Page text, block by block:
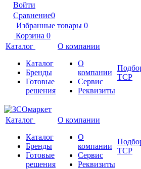
Войти
Сравнение0
Избранные товары 0
Корзина 0
Каталог
Каталог
Бренды
Готовые
решения
О компании
О
компании
Сервис
Реквизиты
ТСР
Каталог
Каталог
Бренды
Готовые
решения
О компании
О
компании
Сервис
Реквизиты
ТСР